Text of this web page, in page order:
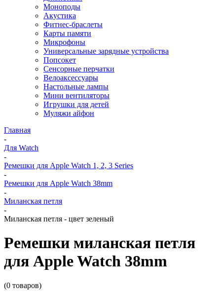
Моноподы
Акустика
Фитнес-браслеты
Карты памяти
Микрофоны
Универсальные зарядные устройства
Попсокет
Сенсорные перчатки
Велоаксессуары
Настольные лампы
Мини вентиляторы
Игрушки для детей
Муляжи айфон
Главная
-
Для Watch
-
Ремешки для Apple Watch 1, 2, 3 Series
-
Ремешки для Apple Watch 38mm
-
Миланская петля
-
Миланская петля - цвет зеленый
Ремешки миланская петля
для Apple Watch 38mm
(0 товаров)